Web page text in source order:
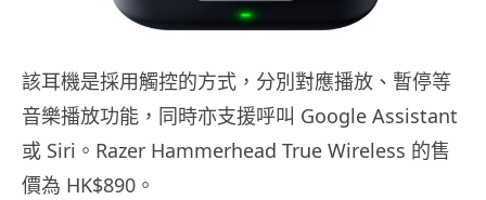
該耳機是採用觸控的方式，分別對應播放、暫停等
音樂播放功能，同時亦支援呼叫 Google Assistant
或 Siri。Razer Hammerhead True Wireless 的售
價為 HK$890。